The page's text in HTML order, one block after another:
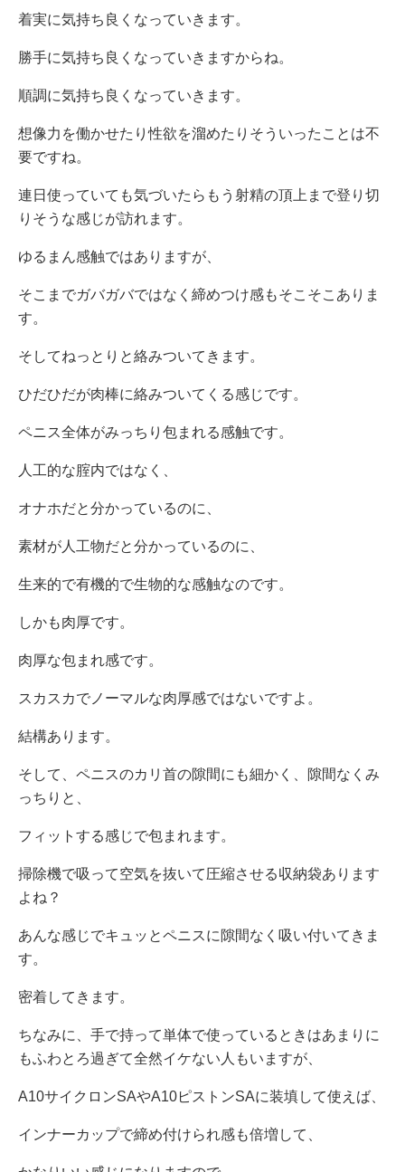
着実に気持ち良くなっていきます。
勝手に気持ち良くなっていきますからね。
順調に気持ち良くなっていきます。
想像力を働かせたり性欲を溜めたりそういったことは不
要ですね。
連日使っていても気づいたらもう射精の頂上まで登り切
りそうな感じが訪れます。
ゆるまん感触ではありますが、
そこまでガバガバではなく締めつけ感もそこそこありま
す。
そしてねっとりと絡みついてきます。
ひだひだが肉棒に絡みついてくる感じです。
ペニス全体がみっちり包まれる感触です。
人工的な腟内ではなく、
オナホだと分かっているのに、
素材が人工物だと分かっているのに、
生来的で有機的で生物的な感触なのです。
しかも肉厚です。
肉厚な包まれ感です。
スカスカでノーマルな肉厚感ではないですよ。
結構あります。
そして、ペニスのカリ首の隙間にも細かく、隙間なくみ
っちりと、
フィットする感じで包まれます。
掃除機で吸って空気を抜いて圧縮させる収納袋あります
よね？
あんな感じでキュッとペニスに隙間なく吸い付いてきま
す。
密着してきます。
ちなみに、手で持って単体で使っているときはあまりに
もふわとろ過ぎて全然イケない人もいますが、
A10サイクロンSAやA10ピストンSAに装填して使えば、
インナーカップで締め付けられ感も倍増して、